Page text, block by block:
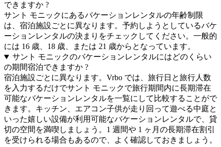
できますか ?
サント モニックにあるバケーションレンタルの年齢制限
は、宿泊施設ごとに異なります。予約しようとしているバケ
ーションレンタルの決まりをチェックしてください。一般的
には 16 歳、18 歳、または 21 歳からとなっています。
サント モニックのバケーションレンタルにはどのくらい
の期間宿泊できますか ?
宿泊施設ごとに異なります。Vrbo では、旅行日と旅行人数
を入力するだけでサント モニックで旅行期間内に長期滞在
可能なバケーションレンタルを一覧にして比較することがで
きます。キッチン、エアコン子供が走り回って遊べる中庭と
いった嬉しい設備が利用可能なバケーションレンタルで、貸
切の空間を満喫しましょう。1 週間や 1 ヶ月の長期滞在割引
を受けられる場合もあるので、よく確認しておきましょう。